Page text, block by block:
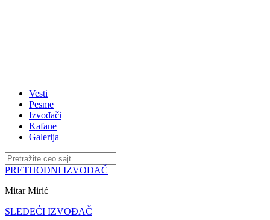
Vesti
Pesme
Izvođači
Kafane
Galerija
PRETHODNI IZVOĐAČ
Mitar Mirić
SLEDEĆI IZVOĐAČ